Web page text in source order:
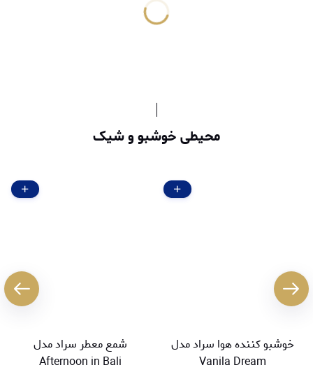
محیطی خوشبو و شیک
خوشبو کننده هوا سراد مدل
Vanila Dream
شمع معطر سراد مدل
Afternoon in Bali